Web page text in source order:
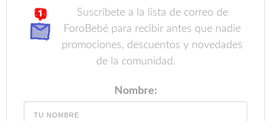
Suscríbete a la lista de correo de
ForoBebé para recibir antes que nadie
promociones, descuentos y novedades
de la comunidad.
Nombre: